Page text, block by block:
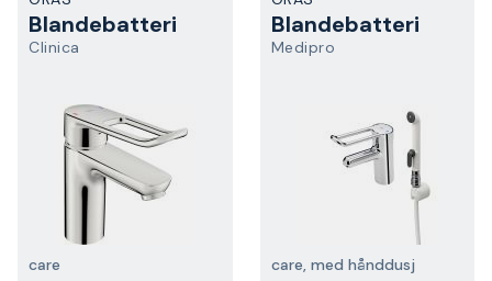
Blandebatteri
Clinica
care
Blandebatteri
Medipro
care, med hånddusj